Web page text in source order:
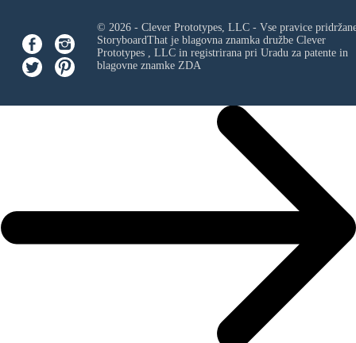
© 2026 - Clever Prototypes, LLC - Vse pravice
StoryboardThat je blagovna znamka družbe Clever
Prototypes , LLCin registrirana pri Uradu za patente in
blagovne znamke ZDA